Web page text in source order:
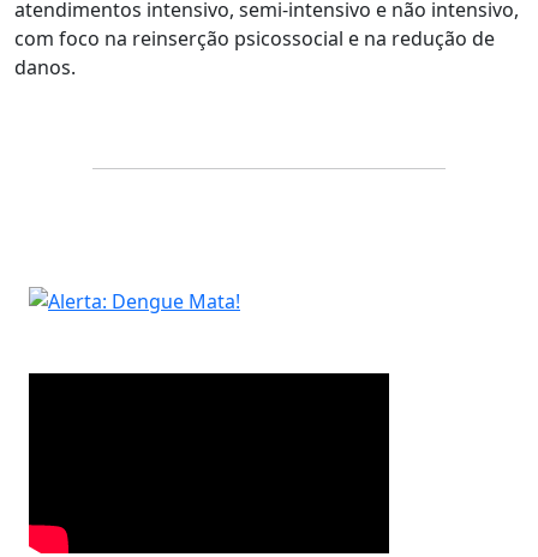
atendimentos intensivo, semi-intensivo e não intensivo,
com foco na reinserção psicossocial e na redução de
danos.